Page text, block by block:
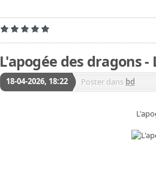
L'apogée des dragons -
18-04-2026, 18:22 Poster dans bd